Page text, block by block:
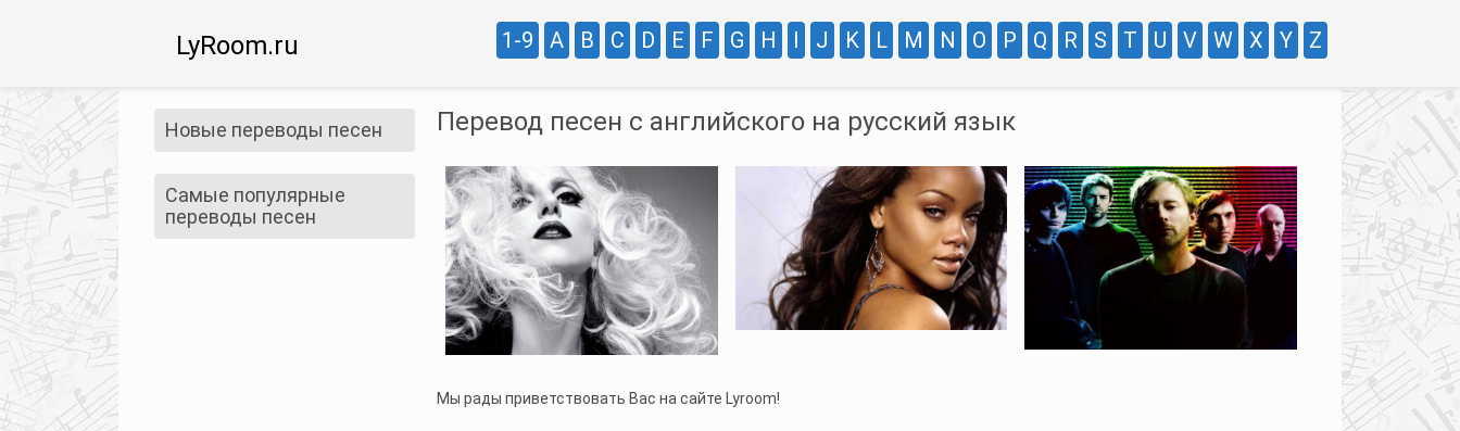
LyRoom.ru 1-9 A B C D E F G H I J K L M N O P Q R S T U V W X Y Z
Новые переводы песен
Самые популярные
переводы песен
Перевод песен с английского на русский язык
Мы рады приветствовать Вас на сайте Lyroom!